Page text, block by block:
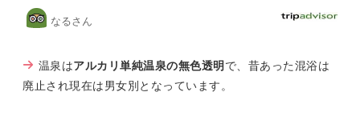
なるさん
温泉はアルカリ単純温泉の無色透明 で、昔あった混浴は
廃止され現在は男女別となっています。